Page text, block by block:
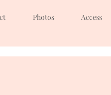
Photos Access